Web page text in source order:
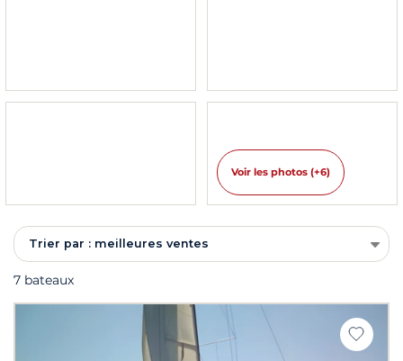
Voir les photos (+6)
Trier par : meilleures ventes
7 bateaux